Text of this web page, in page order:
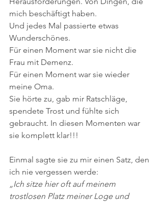
mich beschäftigt haben.
Und jedes Mal passierte etwas
Wunderschönes.
Für einen Moment war sie nicht die
Frau mit Demenz.
Für einen Moment war sie wieder
meine Oma.
Sie hörte zu, gab mir Ratschläge,
spendete Trost und fühlte sich
gebraucht. In diesen Momenten war
sie komplett klar!!!
Einmal sagte sie zu mir einen Satz, den
ich nie vergessen werde:
„Ich sitze hier oft auf meinem
trostlosen Platz meiner Loge und